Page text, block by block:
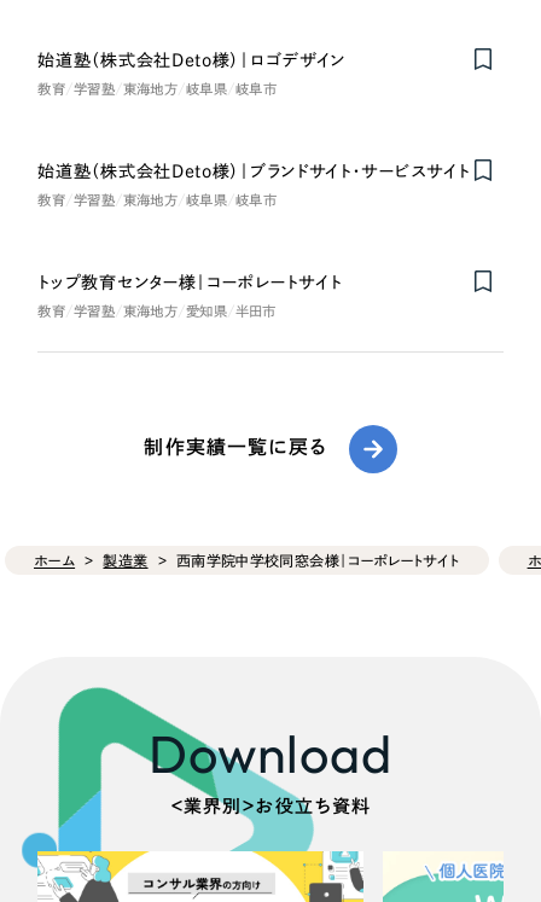
始道塾（株式会社Deto様）｜ロゴデザイン
教育 学習塾 東海地方 岐阜県 岐阜市
始道塾（株式会社Deto様）｜ブランドサイト・サービスサイト
教育 学習塾 東海地方 岐阜県 岐阜市
トップ教育センター様｜コーポレートサイト
教育 学習塾 東海地方 愛知県 半田市
制作実績一覧に戻る
ホーム 製造業 西南学院中学校同窓会様｜コーポレートサイト
Download
＜業界別＞お役立ち資料